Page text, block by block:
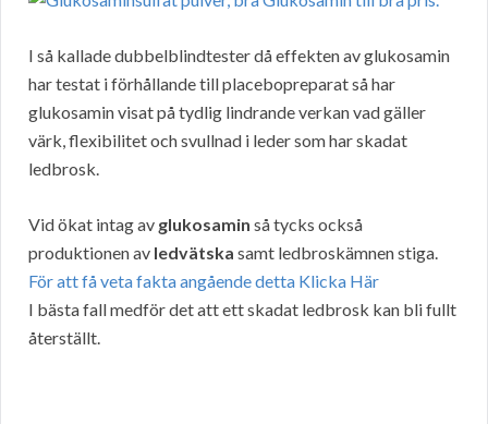
I så kallade dubbelblindtester då effekten av glukosamin
har testat i förhållande till placebopreparat så har
glukosamin visat på tydlig lindrande verkan vad gäller
värk, flexibilitet och svullnad i leder som har skadat
ledbrosk.
Vid ökat intag av glukosamin så tycks också
produktionen av ledvätska samt ledbroskämnen stiga.
För att få veta fakta angående detta Klicka Här
I bästa fall medför det att ett skadat ledbrosk kan bli fullt
återställt.